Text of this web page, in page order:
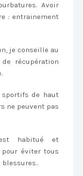
Avoir
: entrainement
je conseille au
récupération
sportifs de haut
ne peuvent pas
habitué et
pour éviter tous